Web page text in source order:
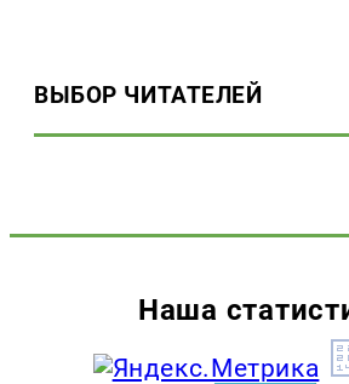
ВЫБОР ЧИТАТЕЛЕЙ
Наша